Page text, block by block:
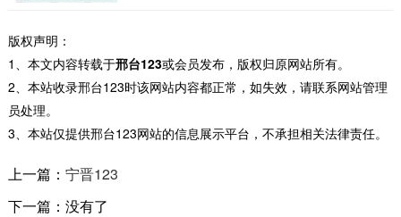
版权声明：
1、本文内容转载于邢台123或会员发布，版权归原网站所有。
2、本站收录邢台123时该网站内容都正常，如失效，请联系网站管理
员处理。
3、本站仅提供邢台123网站的信息展示平台，不承担相关法律责任。
上一篇： 宁晋123
下一篇：没有了